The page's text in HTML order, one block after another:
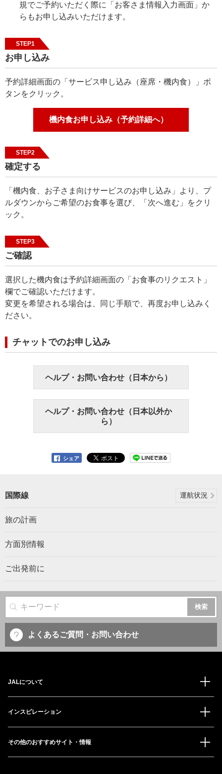
規でご予約いただく際に「お客さま情報入力画面」か
らもお申し込みいただけます。
STEP1
お申し込み
予約詳細画面の「サービス申し込み（座席・機内食）」ボ
タンをクリック。
機内食お申し込み（予約詳細へ）
STEP2
確定する
「機内食、お子さま向けサービスのお申し込み」より、プ
ルダウンからご希望のお食事を選び、「次へ進む」をクリ
ック。
STEP3
ご確認
選択した機内食は予約詳細画面の「お食事のリクエスト」
欄でご確認いただけます。
変更を希望される場合は、同じ手順で、再度お申し込みく
ださい。
チャットでのお申し込み
ヘルプ・お問い合わせ（日本から）
ヘルプ・お問い合わせ（日本以外か
ら）
シェア
国際線 運航状況
旅の計画
方面別情報
ご出発前に
サイト内検索
よくあるご質問・お問い合わせ
JALについて
インスピレーション
その他のおすすめサイト・情報